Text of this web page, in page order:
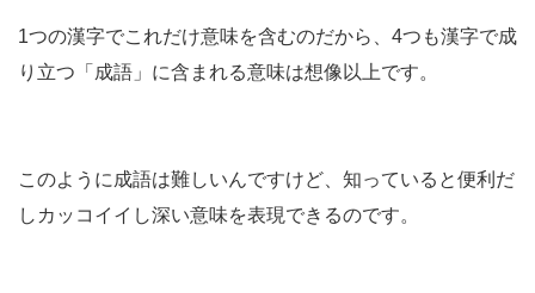
1つの漢字でこれだけ意味を含むのだから、4つも漢字で成
り立つ「成語」に含まれる意味は想像以上です。
このように成語は難しいんですけど、知っていると便利だ
しカッコイイし深い意味を表現できるのです。